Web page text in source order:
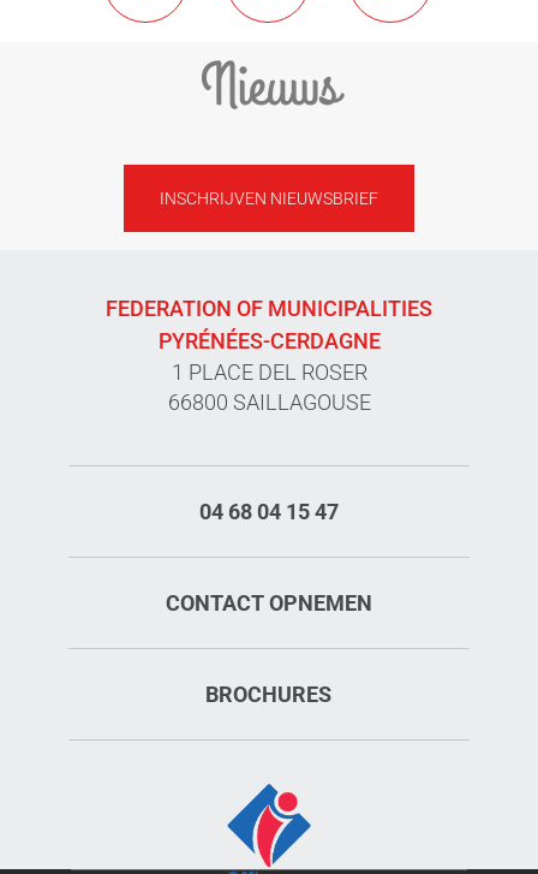
Nieuws
INSCHRIJVEN NIEUWSBRIEF
FEDERATION OF MUNICIPALITIES
PYRÉNÉES-CERDAGNE
1 PLACE DEL ROSER
66800 SAILLAGOUSE
04 68 04 15 47
CONTACT OPNEMEN
BROCHURES